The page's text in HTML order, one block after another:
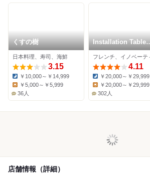
くすの樹
日本料理、寿司、海鮮
3.15
Dinner:
￥10,000～￥14,999
Lunch:
￥5,000～￥5,999
36人
Installation Table
ENSO L'asymetrie
du calme
フレンチ、イノベーテ
4.11
Dinner:
￥20,000～￥29,999
￥20,000～￥29,999
302人
店舗情報（詳細）